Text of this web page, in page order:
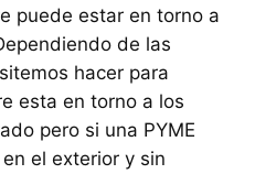
puede estar en torno a
de las
hacer para
esta en torno a los
pero si una PYME
el exterior y sin